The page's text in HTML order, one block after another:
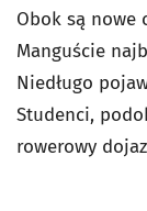
Obok są nowe
Manguście
Niedługo
Studenci,
rowerowy